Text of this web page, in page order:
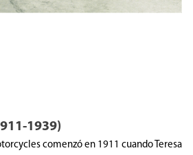
1939)
comenzó en 1911 cuando Teresa